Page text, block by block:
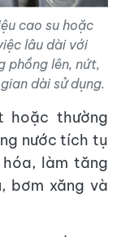
cao su hoặc
lâu dài với
phồng lên, nứt,
dài sử dụng.
hoặc thường
nước tích tụ
làm tăng
bơm xăng và